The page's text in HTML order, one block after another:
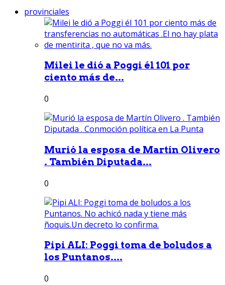
provinciales
Milei le dió a Poggi él 101 por
ciento más de...
0
Murió la esposa de Martín Olivero
. También Diputada...
0
Pipi ALI: Poggi toma de boludos a
los Puntanos....
0